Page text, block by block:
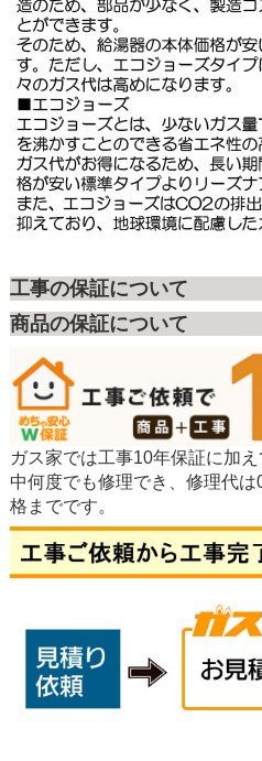
工事の保証について
商品の保証について
ガス家では工事10年保証に加
中何度でも修理でき、修理代
格までです。